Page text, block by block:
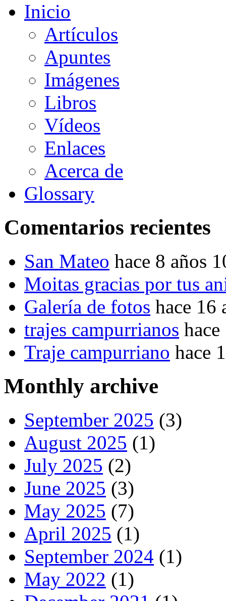
Inicio
Artículos
Apuntes
Imágenes
Libros
Vídeos
Enlaces
Acerca de
Glossary
Comentarios recientes
San Mateo hace 8 años
Moitas gracias por tus
Galería de fotos hace 16
trajes campurrianos
Traje campurriano hace
Monthly archive
September 2025 (3)
August 2025 (1)
July 2025 (2)
June 2025 (3)
May 2025 (7)
April 2025 (1)
September 2024 (1)
May 2022 (1)